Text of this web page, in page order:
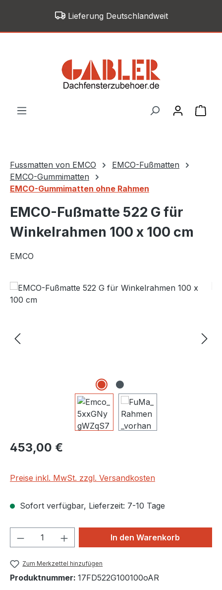
Zum Hauptinhalt springenLieferung Deutschlandweit
Fussmatten von EMCO
EMCO-Fußmatten
EMCO-Gummimatten
EMCO-Gummimatten ohne Rahmen
EMCO-Fußmatte 522 G für
Winkelrahmen 100 x 100 cm
EMCO
Bildergalerie überspringen
Regulärer Preis:
453,00 €
Preise inkl. MwSt. zzgl. Versandkosten
Sofort verfügbar, Lieferzeit: 7-10 Tage
Produkt Anzahl: Gib denIn den Warenkorb
Zum Merkzettel hinzufügen
Produktnummer: 17FD522G100100oAR